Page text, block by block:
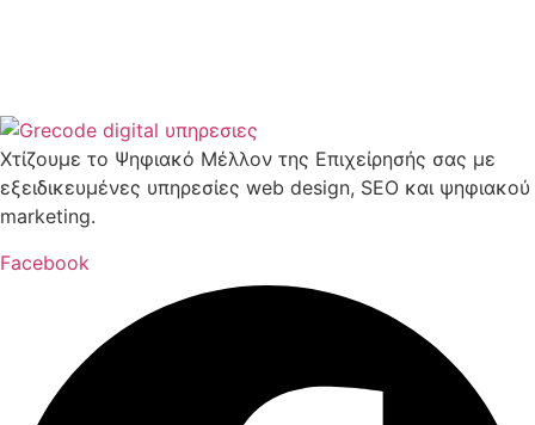
Χτίζουμε το Ψηφιακό Μέλλον της Επιχείρησής σας με
εξειδικευμένες υπηρεσίες web design, SEO και ψηφιακού
marketing.
Facebook